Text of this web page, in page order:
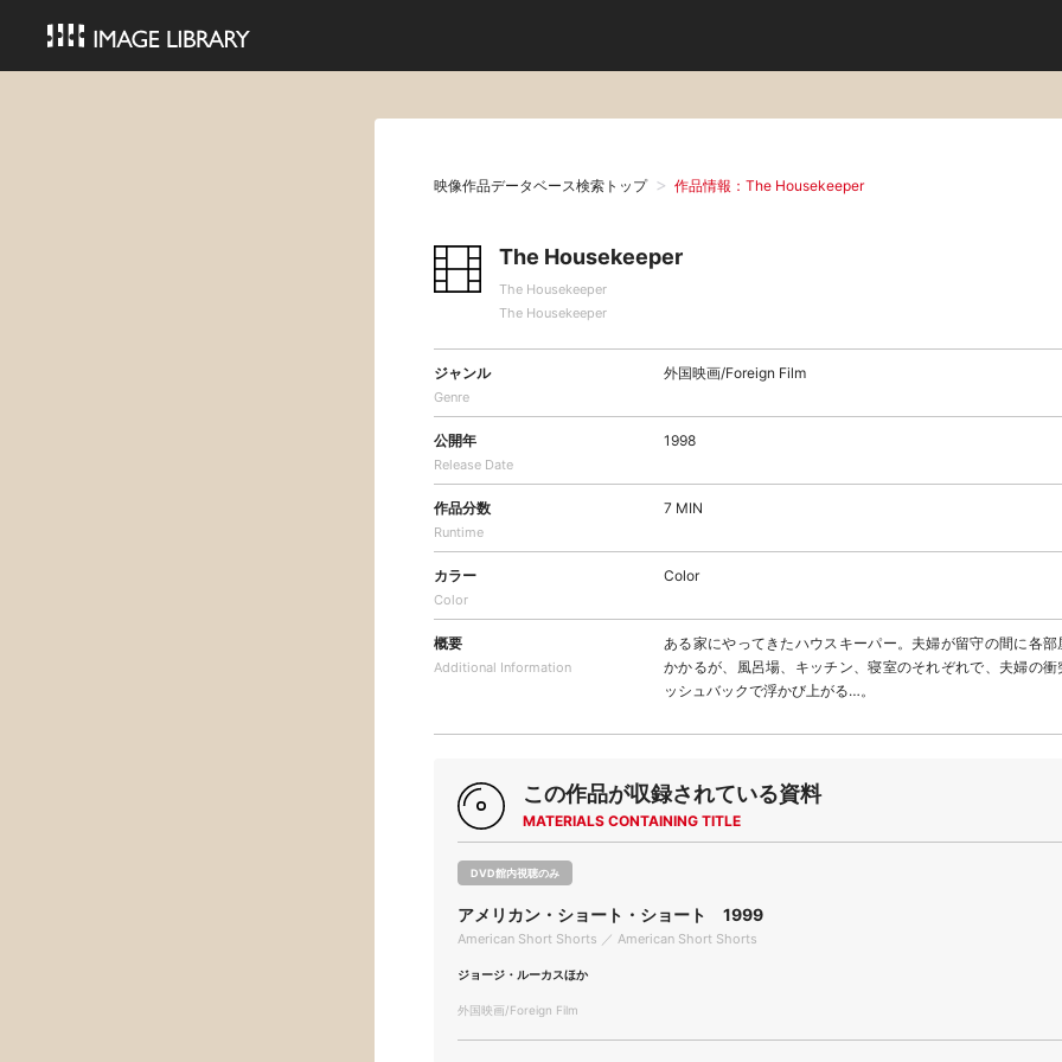
映像作品データベース検索トップ 作品情報：The Housekeeper
The Housekeeper
The Housekeeper
The Housekeeper
ジャンル
Genre
外国映画/Foreign Film
公開年
Release Date
1998
作品分数
Runtime
7 MIN
カラー
Color
Color
概要
Additional Information
ある家にやってきたハウスキーパー。夫婦が留守の間に各
かかるが、風呂場、キッチン、寝室のそれぞれで、夫婦の
ッシュバックで浮かび上がる…。
この作品が収録されている資料
MATERIALS CONTAINING TITLE
DVD館内視聴のみ
アメリカン・ショート・ショート 1999
American Short Shorts ／ American Short Shorts
ジョージ・ルーカスほか
外国映画/Foreign Film